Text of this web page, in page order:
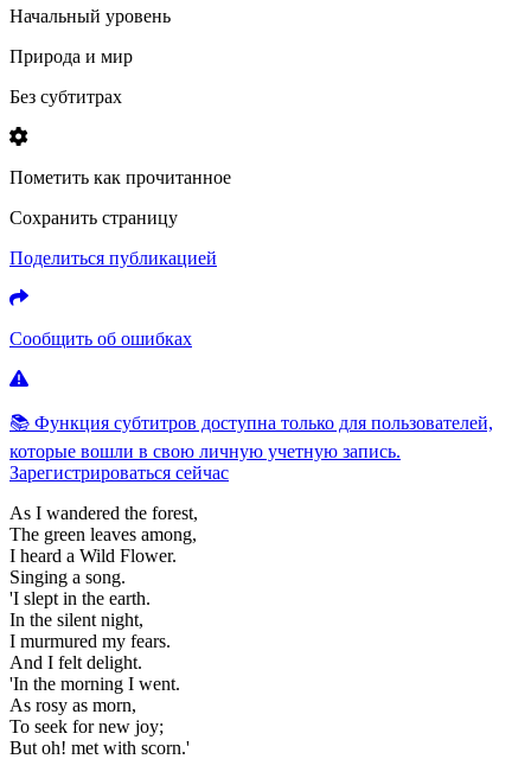
Начальный уровень
Природа и мир
Без субтитрах
Пометить как прочитанное
Сохранить страницу
Поделиться публикацией
Сообщить об ошибках
📚 Функция субтитров доступна только для пользователей,
которые вошли в свою личную учетную запись.
Зарегистрироваться сейчас
As I wandered the forest,
The green leaves among,
I heard a Wild Flower.
Singing a song.
'I slept in the earth.
In the silent night,
I murmured my fears.
And I felt delight.
'In the morning I went.
As rosy as morn,
To seek fornew joy;
But oh! met with scorn.'